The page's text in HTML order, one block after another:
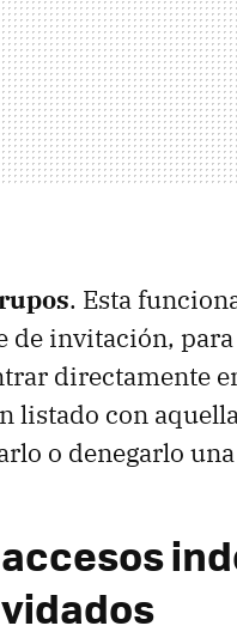
. Esta
de invitación,
directamente
con
o denegarlo